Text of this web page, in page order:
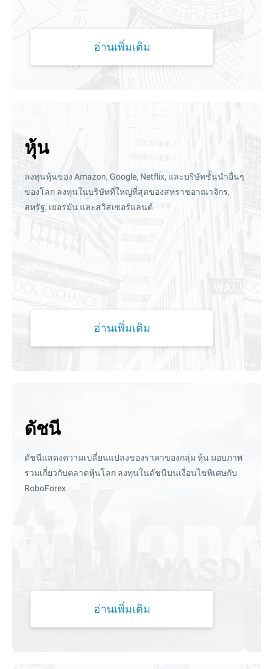
อ่านเพิ่มเติม
หุ้น
ลงทุนหุ้นของ Amazon, Google, Netflix, และบริษัทชั้นนำอื่นๆ
ของโลก ลงทุนในบริษัทที่ใหญ่ที่สุดของสหราชอาณาจักร,
สหรัฐ, เยอรมัน และสวิสเซอร์แลนด์
อ่านเพิ่มเติม
ดัชนี
ดัชนีแสดงความเปลี่ยนแปลงของราคาของกลุ่ม หุ้น มอบภาพ
รวมเกี่ยวกับตลาดหุ้นโลก ลงทุนในดัชนีบนเงื่อนไขพิเศษกับ
RoboForex
อ่านเพิ่มเติม